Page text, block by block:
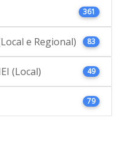
361
e Regional) 83
(Local) 49
79